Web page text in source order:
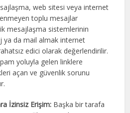
web sitesi veya internet
toplu mesajlar
mesajlaşma sistemlerinin
ya da mail almak internet
edici olarak değerlendirilir.
yoluyla gelen linklere
açan ve güvenlik sorunu
İzinsiz Erişim: Başka bir tarafa